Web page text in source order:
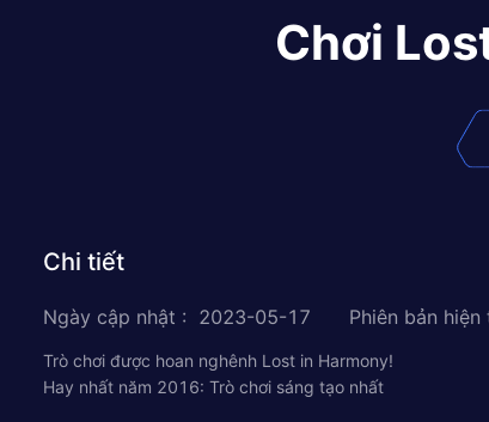
Chơi
Chi tiết
Ngày cập nhật : 2023-05-17 Phiên bản hiện
Trò chơi được hoan nghênh Lost in Harmony!
Hay nhất năm 2016: Trò chơi sáng tạo nhất